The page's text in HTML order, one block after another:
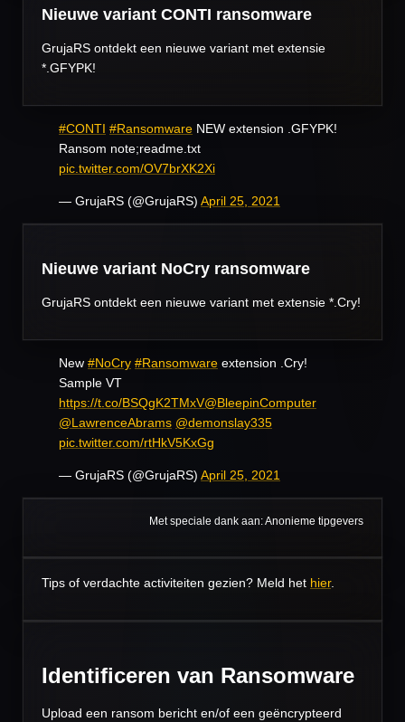
Nieuwe variant CONTI ransomware
GrujaRS ontdekt een nieuwe variant met extensie
*. GFYPK!
#CONTI #Ransomware NEW extension .GFYPK!
Ransom note;readme.txt
pic.twitter.com/OV7brXK2Xi
— GrujaRS (@GrujaRS) April 25, 2021
Nieuwe variant NoCry ransomware
GrujaRS ontdekt een nieuwe variant met extensie *.Cry!
New #NoCry #Ransomware extension .Cry!
Sample VT
https://t.co/BSQgK2TMxV@BleepinComputer
@LawrenceAbrams @demonslay335
pic.twitter.com/rtHkV5KxGg
— GrujaRS (@GrujaRS) April 25, 2021
Met speciale dank aan: Anonieme tipgevers
Tips of verdachte activiteiten gezien? Meld het hier.
Identificeren van Ransomware
Upload een ransom bericht en/of een geëncrypteerd